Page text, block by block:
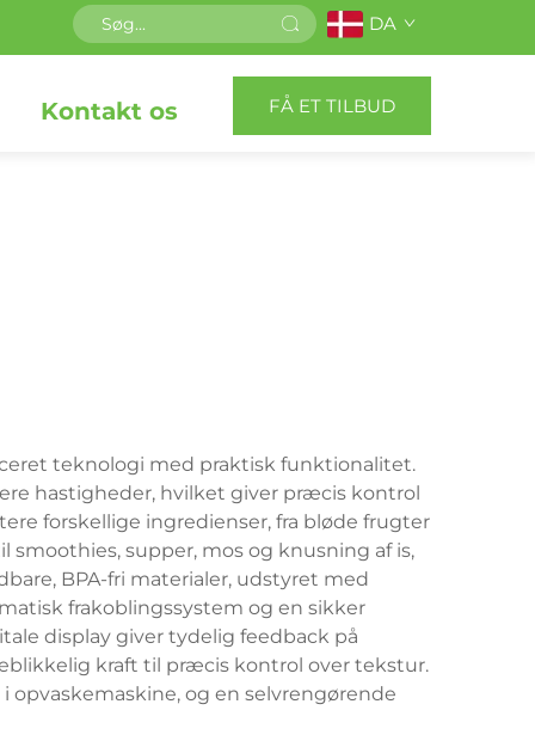
DA
Kontakt os FÅ ET TILBUD
teknologi med praktisk funktionalitet.
hastigheder, hvilket giver præcis kontrol
forskellige ingredienser, fra bløde frugter
supper, mos og knusning af is,
BPA-fri materialer, udstyret med
frakoblingssystem og en sikker
display giver tydelig feedback på
kraft til præcis kontrol over tekstur.
og en selvrengørende